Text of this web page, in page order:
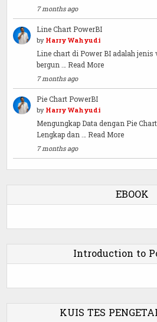
7 months ago
Line Chart PowerBI
by Harry Wahyudi
Line chart di Power BI adalah
bergun … Read More
7 months ago
Pie Chart PowerBI
by Harry Wahyudi
Mengungkap Data dengan Pie
Lengkap dan … Read More
7 months ago
EBOOK
Introduction to
KUIS TES